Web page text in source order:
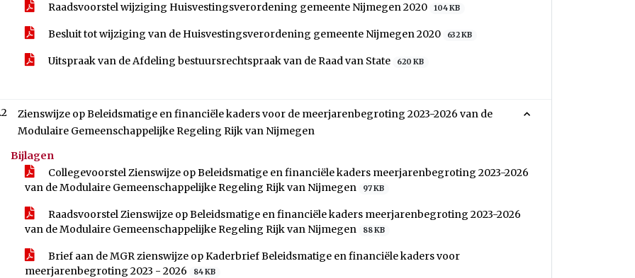
Raadsvoorstel wijziging Huisvestingsverordening gemeente Nijmegen 2020 104 KB
Besluit tot wijziging van de Huisvestingsverordening gemeente Nijmegen 2020 632 KB
Uitspraak van de Afdeling bestuursrechtspraak van de Raad van State 620 KB
Zienswijze op Beleidsmatige en financiële kaders voor de meerjarenbegroting 2023-2026 van de
Modulaire Gemeenschappelijke Regeling Rijk van Nijmegen
Bijlagen
Collegevoorstel Zienswijze op Beleidsmatige en financiële kaders meerjarenbegroting 2023-2026
van de Modulaire Gemeenschappelijke Regeling Rijk van Nijmegen
97 KB
Raadsvoorstel Zienswijze op Beleidsmatige en financiële kaders meerjarenbegroting 2023-2026
van de Modulaire Gemeenschappelijke Regeling Rijk van Nijmegen
88 KB
Brief aan de MGR zienswijze op Kaderbrief Beleidsmatige en financiële kaders voor
meerjarenbegroting 2023 - 2026
84 KB